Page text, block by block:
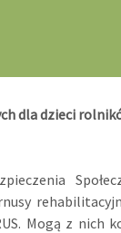
dla dzieci
Mogą z nich